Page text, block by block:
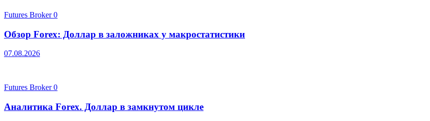
Futures Broker0
Обзор Forex: Доллар в заложниках у макростатистики
07.08.2026
Futures Broker0
Аналитика Forex. Доллар в замкнутом цикле